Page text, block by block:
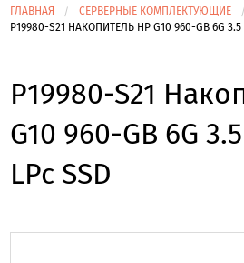
ГЛАВНАЯ СЕРВЕРНЫЕ КОМПЛЕКТУЮЩИЕ
P19980-S21 НАКОПИТЕЛЬ HP G10 960-GB 6G 3.5
P19980-S21
G10 960-GB 6G
LPc SSD